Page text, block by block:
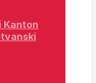
Kanton